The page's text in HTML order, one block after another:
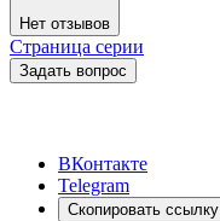
Нет отзывов
Страница серии
Задать вопрос
ВКонтакте
Telegram
Скопировать ссылку